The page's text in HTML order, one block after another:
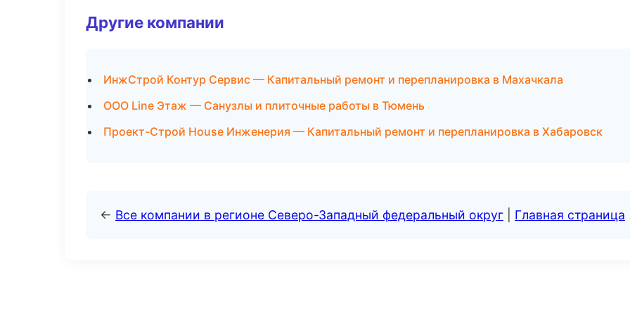
Другие компании
ИнжСтрой Контур Сервис — Капитальный ремонт и перепланировка в Махачкала
ООО Line Этаж — Санузлы и плиточные работы в Тюмень
Проект-Строй House Инженерия — Капитальный ремонт и перепланировка в Хабаровск
← Все компании в регионе Северо-Западный федеральный округ Главная страница